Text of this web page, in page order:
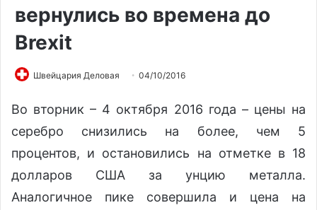
вернулись во времена до
Brexit
Швейцария Деловая 04/10/2016
Во вторник – 4 октября 2016 года – цены на
серебро снизились на более, чем 5
процентов, и остановились на отметке в 18
долларов США за унцию металла.
Аналогичное пике совершила и цена на